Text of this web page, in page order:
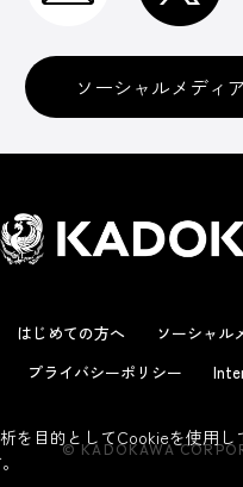
ソーシャルメディ
はじめての方へ ソーシャル
プライバシーポリシー
© KADOKAWA
目的としてCookieを使用し